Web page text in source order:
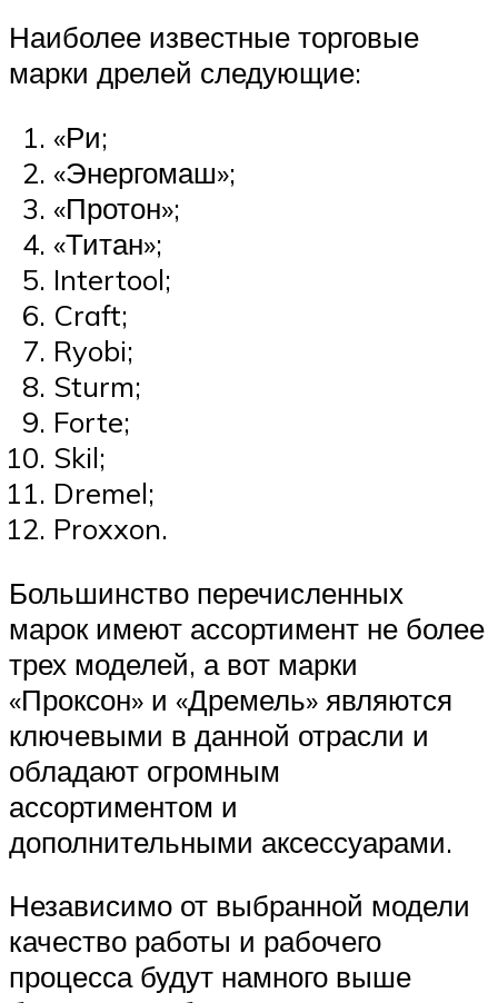
Наиболее известные торговые
марки дрелей следующие:
«Ри;
«Энергомаш»;
«Протон»;
«Титан»;
Intertool;
Craft;
Ryobi;
Sturm;
Forte;
Skil;
Dremel;
Proxxon.
Большинство перечисленных
марок имеют ассортимент не более
трех моделей, а вот марки
«Проксон» и «Дремель» являются
ключевыми в данной отрасли и
обладают огромным
ассортиментом и
дополнительными аксессуарами.
Независимо от выбранной модели
качество работы и рабочего
процесса будут намного выше